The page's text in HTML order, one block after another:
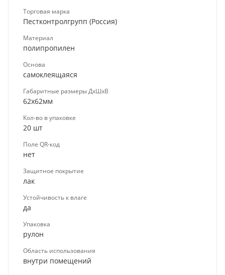
Торговая марка
Пестконтролгрупп (Россия)
Материал
полипропилен
Основа
самоклеящаяся
Габаритные размеры ДхШхВ
62х62мм
Кол-во в упаковке
20 шт
Поле QR-код
нет
Защитное покрытие
лак
Устойчивость к влаге
да
Упаковка
рулон
Область использования
внутри помещений